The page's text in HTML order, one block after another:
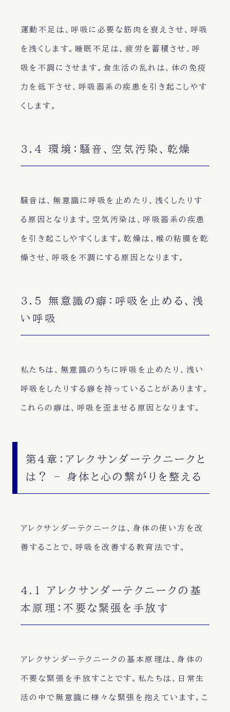
運動不足 は、呼吸に必要な筋肉を衰えさせ、呼吸
を浅くします。 睡眠不足 は、疲労を蓄積させ、呼
吸を不調にさせます。 食生活 の乱れは、体の免疫
力を低下させ、呼吸器系の疾患を引き起こしやす
くします。
3.4 環境：騒音、空気汚染、乾燥
騒音 は、無意識に呼吸を止めたり、浅くしたりす
る原因となります。 空気汚染 は、呼吸器系の疾患
を引き起こしやすくします。 乾燥 は、喉の粘膜を乾
燥させ、呼吸を不調にする原因となります。
3.5 無意識の癖：呼吸を止める、浅
い呼吸
私たちは、 無意識 のうちに呼吸を止めたり、浅い
呼吸をしたりする癖を持っていることがあります。
これらの癖は、呼吸を歪ませる原因となります。
第4章：アレクサンダーテクニークと
は？ – 身体と心の繋がりを整える
アレクサンダーテクニークは、 身体の使い方を改
善する ことで、呼吸を改善する教育法です。
4.1 アレクサンダーテクニークの基
本原理：不要な緊張を手放す
アレクサンダーテクニークの基本原理は、 身体の
不要な緊張を手放す ことです。私たちは、日常生
活の中で無意識に様々な緊張を抱えています。こ